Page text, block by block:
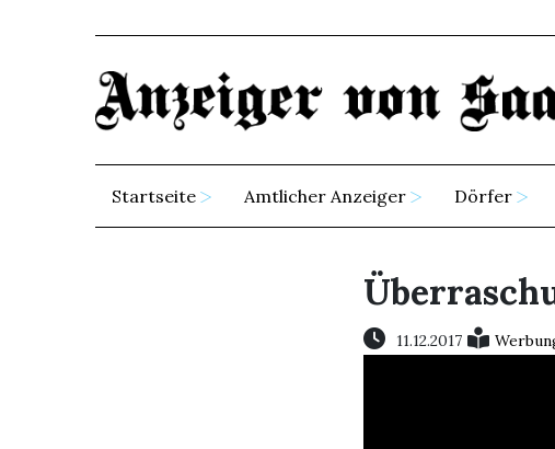
Startseite Amtlicher Anzeiger Dörfer
11.12.2017